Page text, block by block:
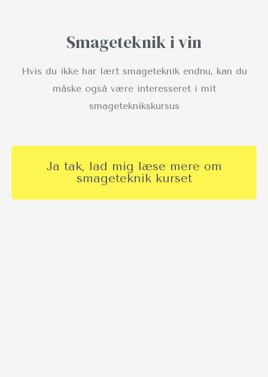
Smageteknik i vin
Hvis du ikke har lært smageteknik endnu, kan du
måske også være interesseret i mit
smageteknikskursus
Ja tak, lad mig læse mere om
smageteknik kurset